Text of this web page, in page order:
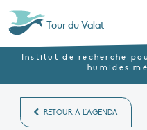
Tour du Valat
Institut de recherche
humides
RETOUR À L'AGENDA